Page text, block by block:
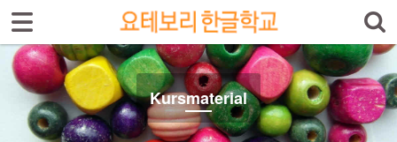
Kursmaterial
Sign In Sign Up
Select language
Introduktion av skolan
Skolinfo
Sketchbook5, 스케치북5